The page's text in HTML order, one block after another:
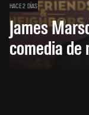
HACE 2 DÍAS
James
comedia de